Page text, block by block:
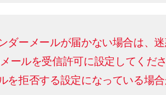
ーメールが届かない場合は、迷
ールを受信許可に設定してくだ
を拒否する設定になっている場